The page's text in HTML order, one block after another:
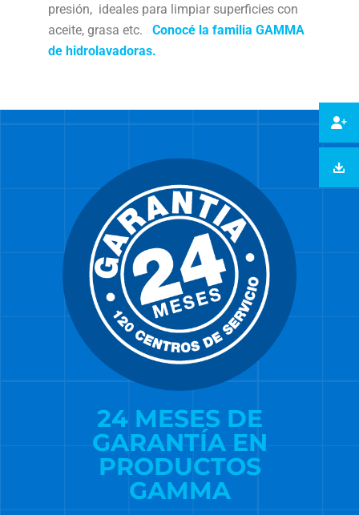
presión, ideales para limpiar superficies con
aceite, grasa etc. Conocé la familia GAMMA
de hidrolavadoras.
24 MESES DE
GARANTÍA EN
PRODUCTOS
GAMMA